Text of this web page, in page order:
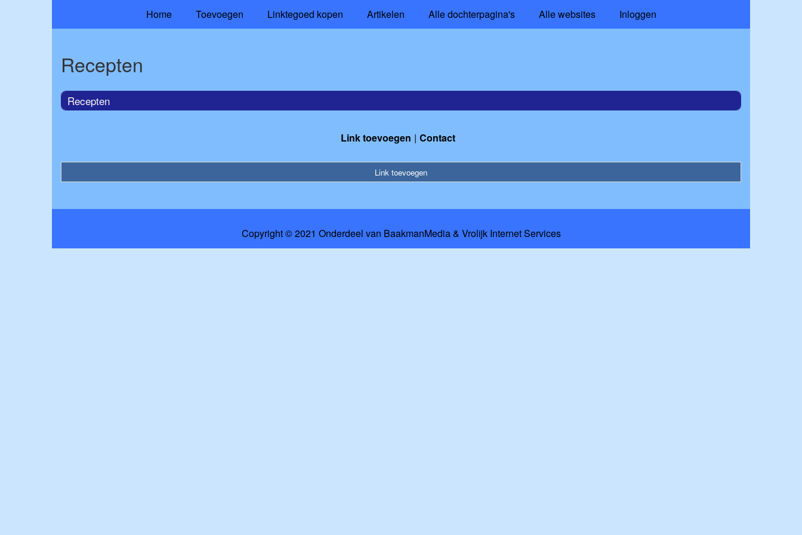
Home Toevoegen Linktegoed kopen Artikelen Alle dochterpagina's Alle websites Inloggen
Recepten
Recepten
Link toevoegen Contact
Link toevoegen
Copyright © 2021 Onderdeel van BaakmanMedia& Vrolijk Internet Services